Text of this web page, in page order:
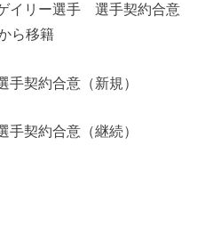
イリー選手 選手契約合意
ら移籍
契約合意（新規）
契約合意（継続）